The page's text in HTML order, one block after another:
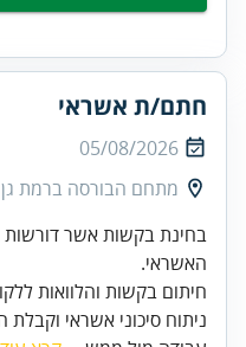
חתם/ת אשראי
05/08/2026
מתחם הבורסה ברמת גן
בחינת בקשות אשר דורשות
ניתוח סיכוני אשראי